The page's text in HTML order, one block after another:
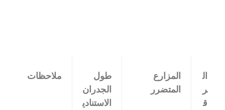
ال
ر
ق
المزارع
المتضرر
طول
الجدران
الاستنادي
ملاحظات